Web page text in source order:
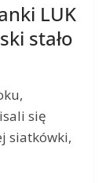
LUK
stało
się
siatkówki,